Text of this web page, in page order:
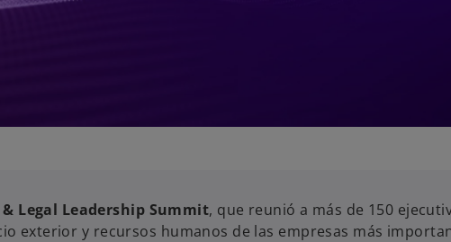
& Legal Leadership Summit, que reunió a más de 150
exterior y recursos humanos de las empresas más